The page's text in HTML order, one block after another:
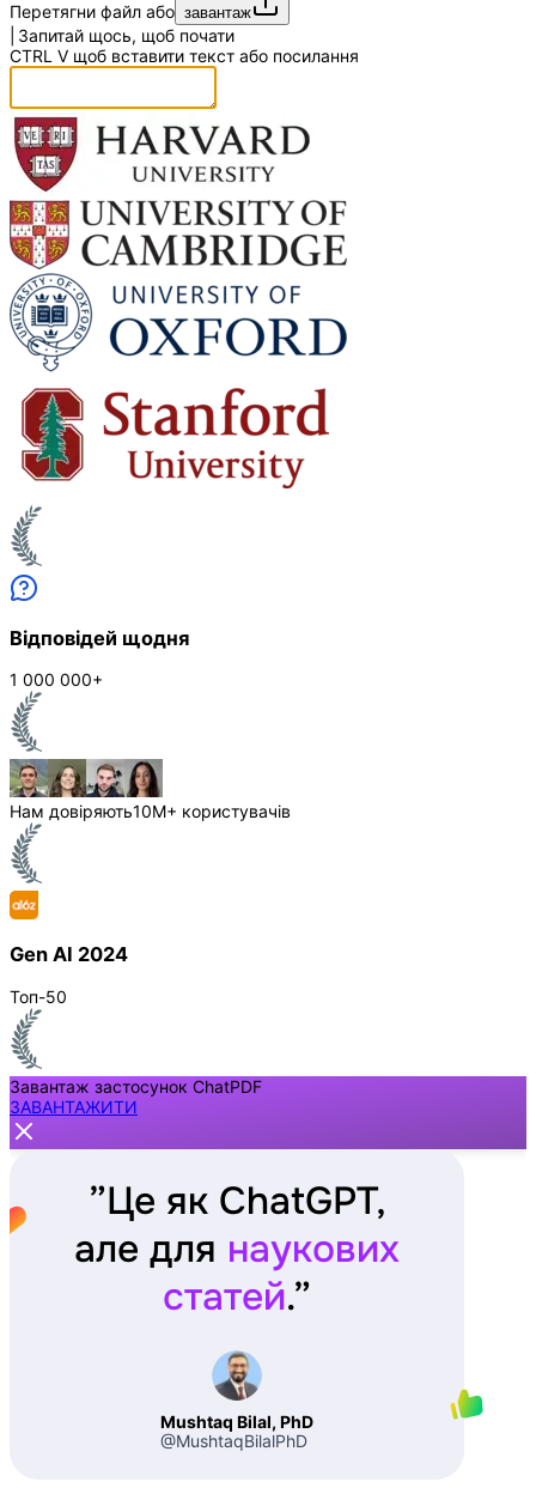
Перетягни файл або завантаж
Запитай щось, щоб почати
CTRL V щоб вставити текст або посилання
Відповідей щодня
1 000 000+
Нам довіряють10M+ користувачів
Gen AI 2024
Топ-50
Завантаж застосунок ChatPDF
ЗАВАНТАЖИТИ
”Це як ChatGPT,
але для наукових
статей.”
Mushtaq Bilal, PhD
@MushtaqBilalPhD